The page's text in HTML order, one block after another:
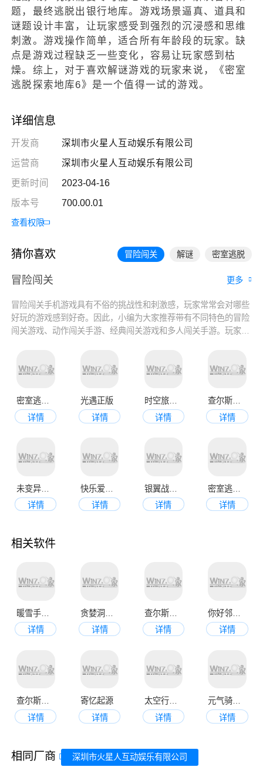
题，最终逃脱出银行地库。游戏场景逼真、道具和
谜题设计丰富，让玩家感受到强烈的沉浸感和思维
刺激。游戏操作简单，适合所有年龄段的玩家。缺
点是游戏过程缺乏一些变化，容易让玩家感到枯
燥。综上，对于喜欢解谜游戏的玩家来说，《密室
逃脱探索地库6》是一个值得一试的游戏。
详细信息
开发商
深圳市火星人互动娱乐有限公司
运营商
深圳市火星人互动娱乐有限公司
更新时间
2023-04-16
版本号
700.00.01
查看权限
猜你喜欢 冒险闯关 解谜 密室逃脱
冒险闯关 更多
冒险闯关手机游戏具有不俗的挑战性和刺激感，玩家常常会对哪些
好玩的游戏感到好奇。因此，小编为大家推荐带有不同特色的冒险
闯关游戏、动作闯关手游、经典闯关游戏和多人闯关手游。玩家可
密室逃脱7环游世界
详情
光遇正版
详情
时空旅途正版
详情
详情
未变异者正版最新版
详情
快乐爱消除最新版
详情
银翼战机最新版
详情
详情
相关软件
暖雪手机版
详情
详情
查尔斯小火车正版
详情
详情
查尔斯小火车最新版
详情
寄忆起源
详情
太空行动手机版
详情
元气骑士官网版
详情
相同厂商 深圳市火星人互动娱乐有限公司